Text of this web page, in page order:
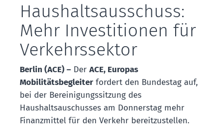
Haushaltsausschuss:
Mehr Investitionen für
Verkehrssektor
Berlin (ACE) – Der ACE, Europas
Mobilitätsbegleiter fordert den Bundestag auf,
bei der Bereinigungssitzung des
Haushaltsauschusses am Donnerstag mehr
Finanzmittel für den Verkehr bereitzustellen.